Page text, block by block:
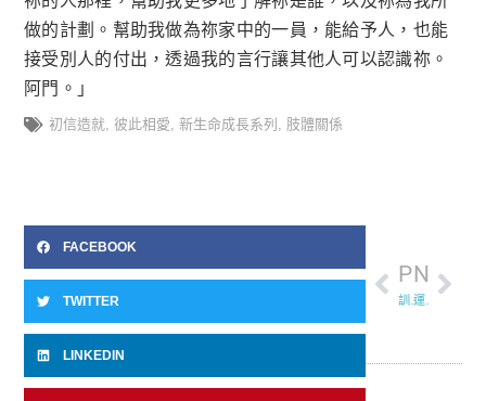
做的計劃。幫助我做為祢家中的一員，能給予人，也能
接受別人的付出，透過我的言行讓其他人可以認識祢。
阿門。」
初信造就, 彼此相愛, 新生命成長系列 , 肢體關係
FACEBOOK
TWITTER
LINKEDIN
PREVIOUS
訓練帶來改變
NEXT